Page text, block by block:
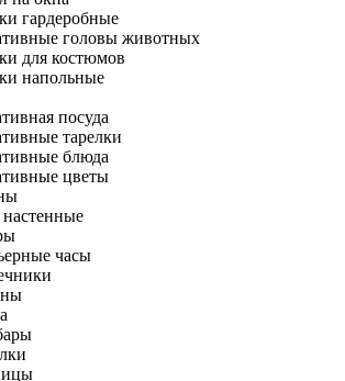
гардеробные
головы животных
для костюмов
напольные
посуда
тарелки
блюда
цветы
часы